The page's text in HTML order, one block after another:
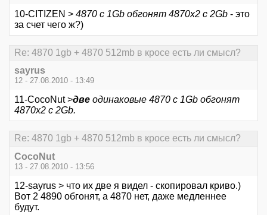
10-CITIZEN > 4870 с 1Gb обгонят 4870x2 c 2Gb - это
за счет чего ж?)
Re: 4870 1gb + 4870 512mb в кросе есть ли смысл?
sayrus
12 - 27.08.2010 - 13:49
11-CocoNut >две одинаковые 4870 с 1Gb обгонят
4870x2 c 2Gb.
Re: 4870 1gb + 4870 512mb в кросе есть ли смысл?
CocoNut
13 - 27.08.2010 - 13:56
12-sayrus > что их две я видел - скопировал криво.)
Вот 2 4890 обгонят, а 4870 нет, даже медленнее
будут.